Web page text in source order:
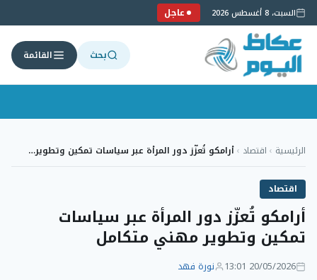
السبت، 8 أغسطس 2026 عاجل
بحث القائمة
إلىالرئيسية › اقتصاد ›أرامكو تُعزّز دور المرأة عبر سياسات تمكين وتطوير…
اقتصاد
أرامكو تُعزّز دور المرأة عبر سياسات
تمكين وتطوير مهني متكامل
20/05/2026 13:01 نورة فهد